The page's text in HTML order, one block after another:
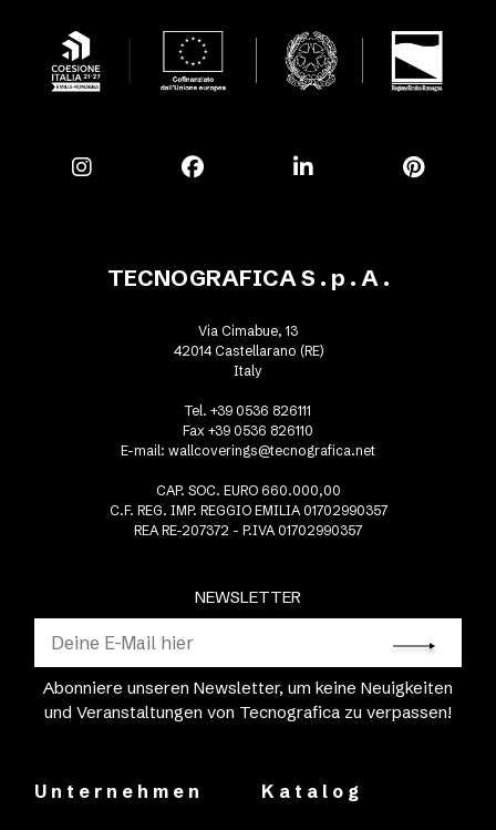
NEWSLETTER
Abonniere unseren Newsletter, um keine Neuigkeiten
und Veranstaltungen von Tecnografica zu verpassen!
TECNOGRAFICA S . p . A .
Via Cimabue, 13
42014 Castellarano (RE)
Italy
Tel. +39 0536 826111
Fax +39 0536 826110
E-mail: wallcoverings@tecnografica.net
CAP. SOC. EURO 660.000,00
C.F. REG. IMP. REGGIO EMILIA 01702990357
REA RE-207372 - P.IVA 01702990357
Unternehmen Katalog